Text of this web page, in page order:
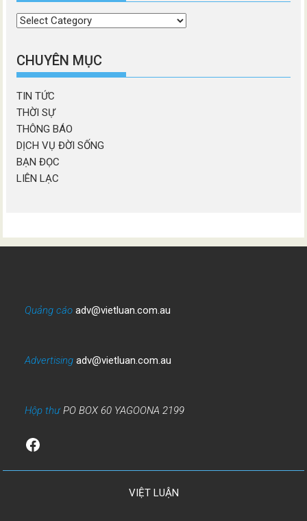
Chọn
mục
CHUYÊN MỤC
TIN TỨC
THỜI SỰ
THÔNG BÁO
DỊCH VỤ ĐỜI SỐNG
BẠN ĐỌC
LIÊN LẠC
Quảng cáo adv@vietluan.com.au
Advertising adv@vietluan.com.au
Hộp thưPO BOX 60 YAGOONA 2199
Facebook
VIỆT LUẬN